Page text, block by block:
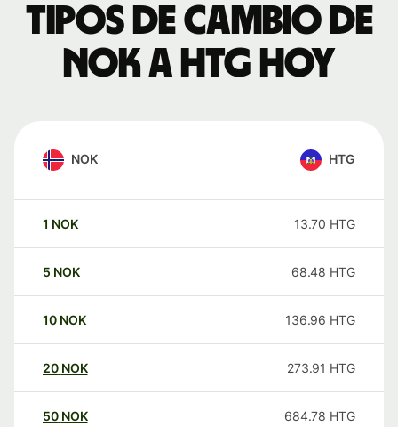
Tipos de cambio de
NOK a HTG hoy
NOK HTG
1 NOK 13.70 HTG
5 NOK 68.48 HTG
10 NOK 136.96 HTG
20 NOK 273.91 HTG
50 NOK 684.78 HTG